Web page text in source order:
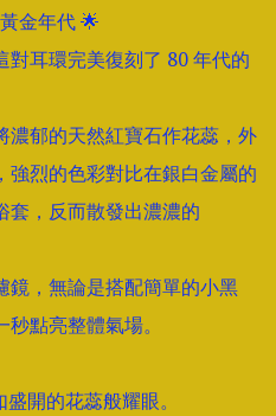
金年代 🌟
耳環完美復刻了 80 年代的
濃郁的天然紅寶石作花蕊，外
強烈的色彩對比在銀白金屬的
套，反而散發出濃濃的
鏡，無論是搭配簡單的小黑
點亮整體氣場。
開的花蕊般耀眼。